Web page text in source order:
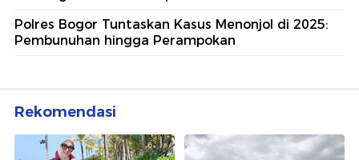
Polres Bogor Tuntaskan Kasus Menonjol di 2025:
Pembunuhan hingga Perampokan
Rekomendasi